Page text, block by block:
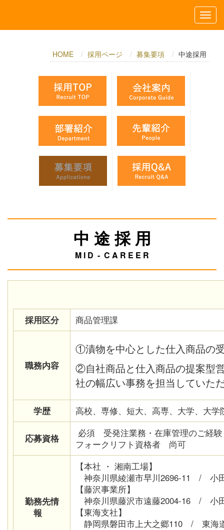
HOME 採用ページ 募集要項 中途採用
中 途 採 用
M I D - C A R E E R
採用区分 商品管理課
職務内容
①漬物を中心とした仕入商品の
②自社商品と仕入商品の提案型
社の幅広い事務を担当していた
学歴 高校、専修、短大、高専、大学、大学
応募資格
必須 受発注業務・在庫管理のご経験
フォークリフト資格者 尚可
勤務先情
報
【本社 ・ 湘南工場】
神奈川県綾瀬市早川2696-11 / 小
【藤沢事業所】
神奈川県藤沢市遠藤2004-16 / 小
【東海支社】
静岡県磐田市上大之郷110 / 東海